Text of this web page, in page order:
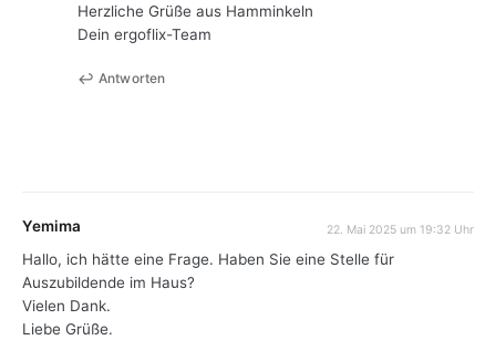
Herzliche Grüße aus Hamminkeln
Dein ergoflix-Team
Antworten
Yemima 22. Mai 2025 um 19:32 Uhr
Hallo, ich hätte eine Frage. Haben Sie eine Stelle für
Auszubildende im Haus?
Vielen Dank.
Liebe Grüße.